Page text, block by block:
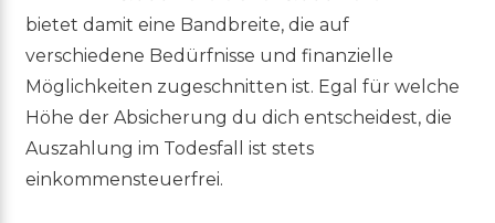
bietet damit eine Bandbreite, die auf
verschiedene Bedürfnisse und finanzielle
Möglichkeiten zugeschnitten ist. Egal für welche
Höhe der Absicherung du dich entscheidest, die
Auszahlung im Todesfall ist stets
einkommensteuerfrei.